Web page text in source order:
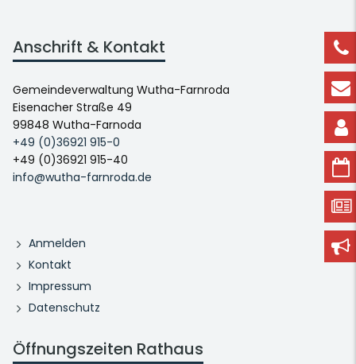
Anschrift & Kontakt
Gemeindeverwaltung Wutha-Farnroda
Eisenacher Straße 49
99848 Wutha-Farnoda
+49 (0)36921 915-0
+49 (0)36921 915-40
info@wutha-farnroda.de
Anmelden
Kontakt
Impressum
Datenschutz
Öffnungszeiten Rathaus